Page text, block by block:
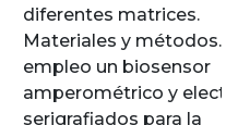
diferentes matrices.
Materiales y métodos.
empleo un biosensor
amperométrico y
serigrafiados para la